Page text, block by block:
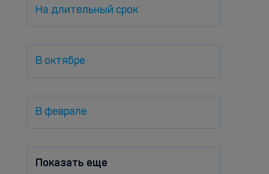
На длительный срок
В октябре
В феврале
Показать еще